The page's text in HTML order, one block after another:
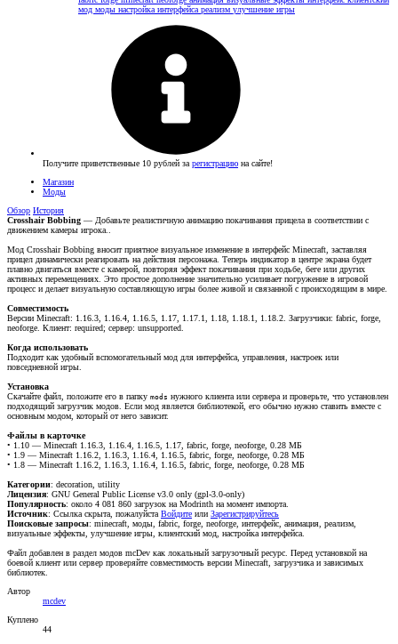
мод моды настройка интерфейса реализм улучшение игры
Получите приветственные 10 рублей за регистрацию на сайте!
Магазин
Моды
Обзор История
Crosshair Bobbing — Добавьте реалистичную анимацию покачивания прицела в соответствии с
движением камеры игрока..
Мод Crosshair Bobbing вносит приятное визуальное изменение в интерфейс Minecraft, заставляя
прицел динамически реагировать на действия персонажа. Теперь индикатор в центре экрана будет
плавно двигаться вместе с камерой, повторяя эффект покачивания при ходьбе, беге или других
активных перемещениях. Это простое дополнение значительно усиливает погружение в игровой
процесс и делает визуальную составляющую игры более живой и связанной с происходящим в мире.
Совместимость
Версии Minecraft: 1.16.3, 1.16.4, 1.16.5, 1.17, 1.17.1, 1.18, 1.18.1, 1.18.2. Загрузчики: fabric, forge,
neoforge. Клиент: required; сервер: unsupported.
Когда использовать
Подходит как удобный вспомогательный мод для интерфейса, управления, настроек или
повседневной игры.
Установка
Скачайте файл, положите его в папку mods нужного клиента или сервера и проверьте, что установлен
подходящий загрузчик модов. Если мод является библиотекой, его обычно нужно ставить вместе с
основным модом, который от него зависит.
Файлы в карточке
• 1.10 — Minecraft 1.16.3, 1.16.4, 1.16.5, 1.17, fabric, forge, neoforge, 0.28 МБ
• 1.9 — Minecraft 1.16.2, 1.16.3, 1.16.4, 1.16.5, fabric, forge, neoforge, 0.28 МБ
• 1.8 — Minecraft 1.16.2, 1.16.3, 1.16.4, 1.16.5, fabric, forge, neoforge, 0.28 МБ
Категории: decoration, utility
Лицензия: GNU General Public License v3.0 only (gpl-3.0-only)
Популярность: около 4 081 860 загрузок на Modrinth на момент импорта.
Источник: Ссылка скрыта, пожалуйста Войдите или Зарегистрируйтесь
Поисковые запросы: minecraft, моды, fabric, forge, neoforge, интерфейс, анимация, реализм,
визуальные эффекты, улучшение игры, клиентский мод, настройка интерфейса.
Файл добавлен в раздел модов mcDev как локальный загрузочный ресурс. Перед установкой на
боевой клиент или сервер проверяйте совместимость версии Minecraft, загрузчика и зависимых
библиотек.
Автор
mcdev
Куплено
44